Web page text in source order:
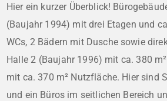
Hier ein kurzer Überblick!
(Baujahr 1994) mit drei Etagen und
WCs, 2 Bädern mit Dusche sowie
Halle 2 (Baujahr 1996) mit ca. 380 m²
mit ca. 370 m² Nutzfläche. Hier sind
und ein Büros im seitlichen Bereich